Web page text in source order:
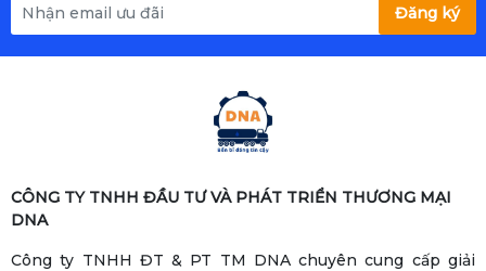
Đăng ký
CÔNG TY TNHH ĐẦU TƯ VÀ PHÁT TRIỂN THƯƠNG MẠI
DNA
Công ty TNHH ĐT & PT TM DNA chuyên cung cấp giải